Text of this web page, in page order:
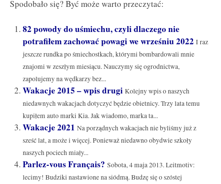
Spodobało się? Być może warto przeczytać:
82 powody do uśmiechu, czyli dlaczego nie
potrafiłem zachować powagi we wrześniu 2022 I raz
jeszcze rundka po śmiechostkach, którymi bombardowali mnie
znajomi w zeszłym miesiącu. Nauczymy się ogrodnictwa,
zapolujemy na wędkarzy bez...
Wakacje 2015 – wpis drugi Kolejny wpis o naszych
niedawnych wakacjach dotyczyć będzie obietnicy. Trzy lata temu
kupiłem auto marki Kia. Jak wiadomo, marka ta...
Wakacje 2021 Na porządnych wakacjach nie byliśmy już z
sześć lat, a może i więcej. Ponieważ niedawno obydwie szkoły
naszych pociech miały...
Parlez-vous Français? Sobota, 4 maja 2013. Leitmotiv:
lecimy! Budziki nastawione na siódmą. Budzę się o szóstej